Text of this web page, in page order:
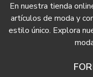
En nuestra tienda
artículos de moda y
estilo único. Explora